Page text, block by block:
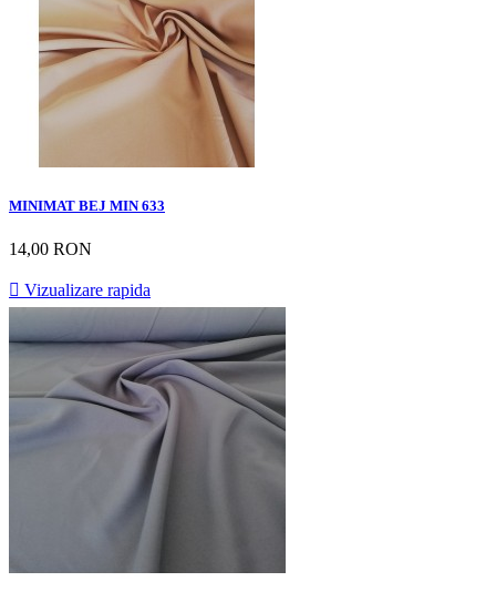
MINIMAT BEJ MIN 633
14,00 RON
 Vizualizare rapida